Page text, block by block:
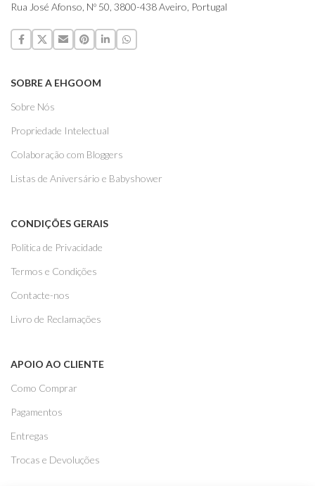
Rua José Afonso, Nº 50, 3800-438 Aveiro, Portugal
SOBRE A EHGOOM
Sobre Nós
Propriedade Intelectual
Colaboração com Bloggers
Listas de Aniversário e Babyshower
CONDIÇÕES GERAIS
Politica de Privacidade
Termos e Condições
Contacte-nos
Livro de Reclamações
APOIO AO CLIENTE
Como Comprar
Pagamentos
Entregas
Trocas e Devoluções